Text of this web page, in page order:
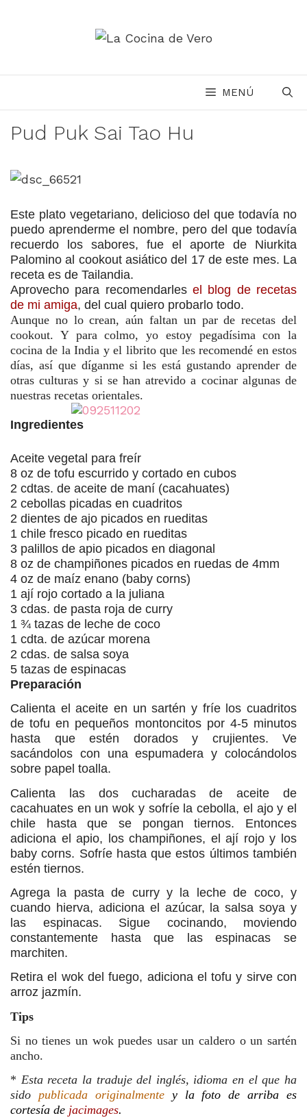
MENÚ
Pud Puk Sai Tao Hu
Este plato vegetariano, delicioso del que todavía no
puedo aprenderme el nombre, pero del que todavía
recuerdo los sabores, fue el aporte de Niurkita
Palomino al cookout asiático del 17 de este mes. La
receta es de Tailandia.
Aprovecho para recomendarles el blog de recetas
de mi amiga, del cual quiero probarlo todo.
Aunque no lo crean, aún faltan un par de recetas del
cookout. Y para colmo, yo estoy pegadísima con la
cocina de la India y el librito que les recomendé en estos
días, así que díganme si les está gustando aprender de
otras culturas y si se han atrevido a cocinar algunas de
nuestras recetas orientales.
Ingredientes
Aceite vegetal para freír
8 oz de tofu escurrido y cortado en cubos
2 cdtas. de aceite de maní (cacahuates)
2 cebollas picadas en cuadritos
2 dientes de ajo picados en rueditas
1 chile fresco picado en rueditas
3 palillos de apio picados en diagonal
8 oz de champiñones picados en ruedas de 4mm
4 oz de maíz enano (baby corns)
1 ají rojo cortado a la juliana
3 cdas. de pasta roja de curry
1 ¾ tazas de leche de coco
1 cdta. de azúcar morena
2 cdas. de salsa soya
5 tazas de espinacas
Preparación
Calienta el aceite en un sartén y fríe los cuadritos
de tofu en pequeños montoncitos por 4-5 minutos
hasta que estén dorados y crujientes. Ve
sacándolos con una espumadera y colocándolos
sobre papel toalla.
Calienta las dos cucharadas de aceite de
cacahuates en un wok y sofríe la cebolla, el ajo y el
chile hasta que se pongan tiernos. Entonces
adiciona el apio, los champiñones, el ají rojo y los
baby corns. Sofríe hasta que estos últimos también
estén tiernos.
Agrega la pasta de curry y la leche de coco, y
cuando hierva, adiciona el azúcar, la salsa soya y
las espinacas. Sigue cocinando, moviendo
constantemente hasta que las espinacas se
marchiten.
Retira el wok del fuego, adiciona el tofu y sirve con
arroz jazmín.
Tips
Si no tienes un wok puedes usar un caldero o un sartén
ancho.
* Esta receta la traduje del inglés, idioma en el que ha
sido publicada originalmente y la foto de arriba es
cortesía de jacimages.